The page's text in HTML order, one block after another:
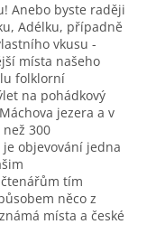
Anebo byste raději
Adélku, případně
vkusu -
místa našeho
folklorní
na pohádkový
jezera a v
300
objevování jedna
tím
něco z
místa a české